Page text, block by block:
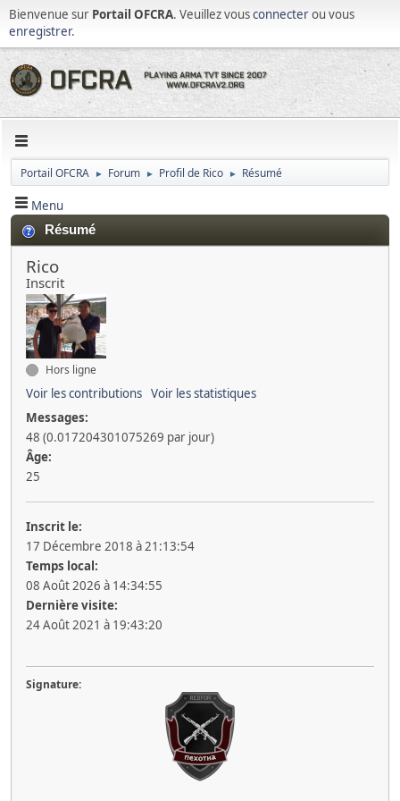
Bienvenue sur Portail OFCRA. Veuillez vousconnecterou vous
enregistrer.
Portail OFCRA ► Forum ► Profil de Rico ► Résumé
Menu
Résumé
Rico
Inscrit
Hors ligne
Voir les contributions Voir les statistiques
Messages:
48 (0.017204301075269 par jour)
Âge:
25
Inscrit le:
17 Décembre 2018 à 21:13:54
Temps local:
08 Août 2026 à 14:34:55
Dernière visite:
24 Août 2021 à 19:43:20
Signature: